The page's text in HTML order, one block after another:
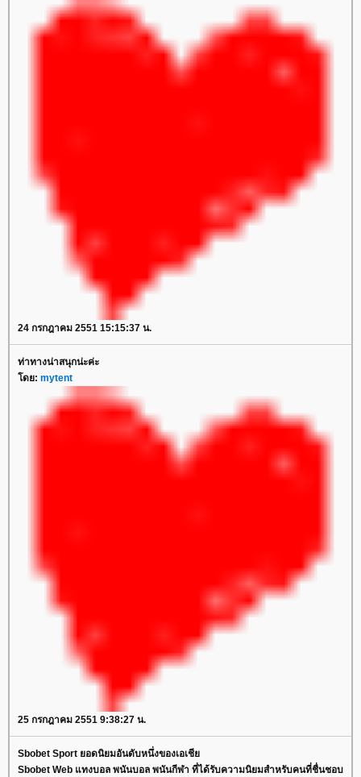
24 กรกฎาคม 2551 15:15:37 น.
ท่าทางน่าสนุกน่ะค่ะ
โดย: mytent
25 กรกฎาคม 2551 9:38:27 น.
Sbobet Sport ยอดนิยมอันดับหนึ่งของเอเชีย
Sbobet Web แทงบอล พนันบอล พนันกีฬา ที่ได้รับความนิยมสำหรับคนที่ชื่นชอบ